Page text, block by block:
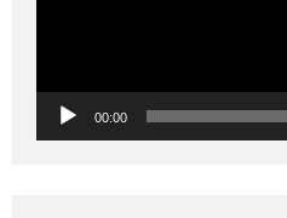
00:00